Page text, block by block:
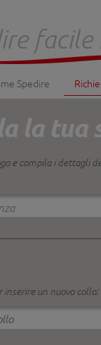
Spedire
la tua
e compila i dettagli
inserire un nuovo collo: